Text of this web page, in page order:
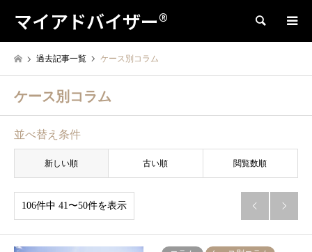
マイアドバイザー® 検索
過去記事一覧 ケース別コラム
ケース別コラム
並べ替え条件
新しい順 古い順 閲覧数順
106件中 41〜50件を表示  